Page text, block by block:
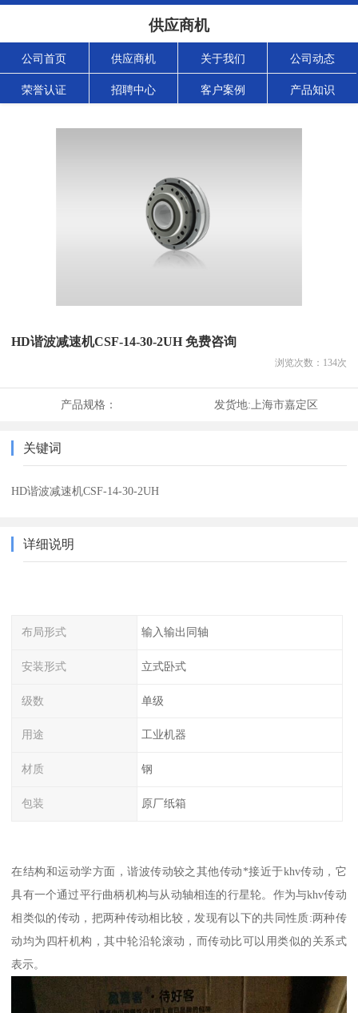
供应商机
公司首页 供应商机 关于我们 公司动态
荣誉认证 招聘中心 客户案例 产品知识
HD谐波减速机CSF-14-30-2UH 免费咨询
浏览次数： 134次
产品规格： 发货地: 上海市嘉定区
关键词
HD谐波减速机CSF-14-30-2UH
详细说明
布局形式 输入输出同轴
安装形式 立式卧式
级数 单级
用途 工业机器
材质 钢
包装 原厂纸箱
在结构和运动学方面，谐波传动较之其他传动*接近于khv传动，它
具有一个通过平行曲柄机构与从动轴相连的行星轮。作为与khv传动
相类似的传动，把两种传动相比较，发现有以下的共同性质:两种传
动均为四杆机构，其中轮沿轮滚动，而传动比可以用类似的关系式
表示。